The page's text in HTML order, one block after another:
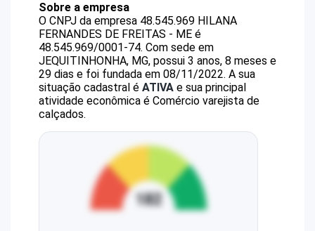
Sobre a empresa
O CNPJ da empresa 48.545.969 HILANA
FERNANDES DE FREITAS - ME é
48.545.969/0001-74. Com sede em
JEQUITINHONHA, MG, possui 3 anos, 8 meses e
29 dias e foi fundada em 08/11/2022. A sua
situação cadastral é ATIVA e sua principal
atividade econômica é Comércio varejista de
calçados.